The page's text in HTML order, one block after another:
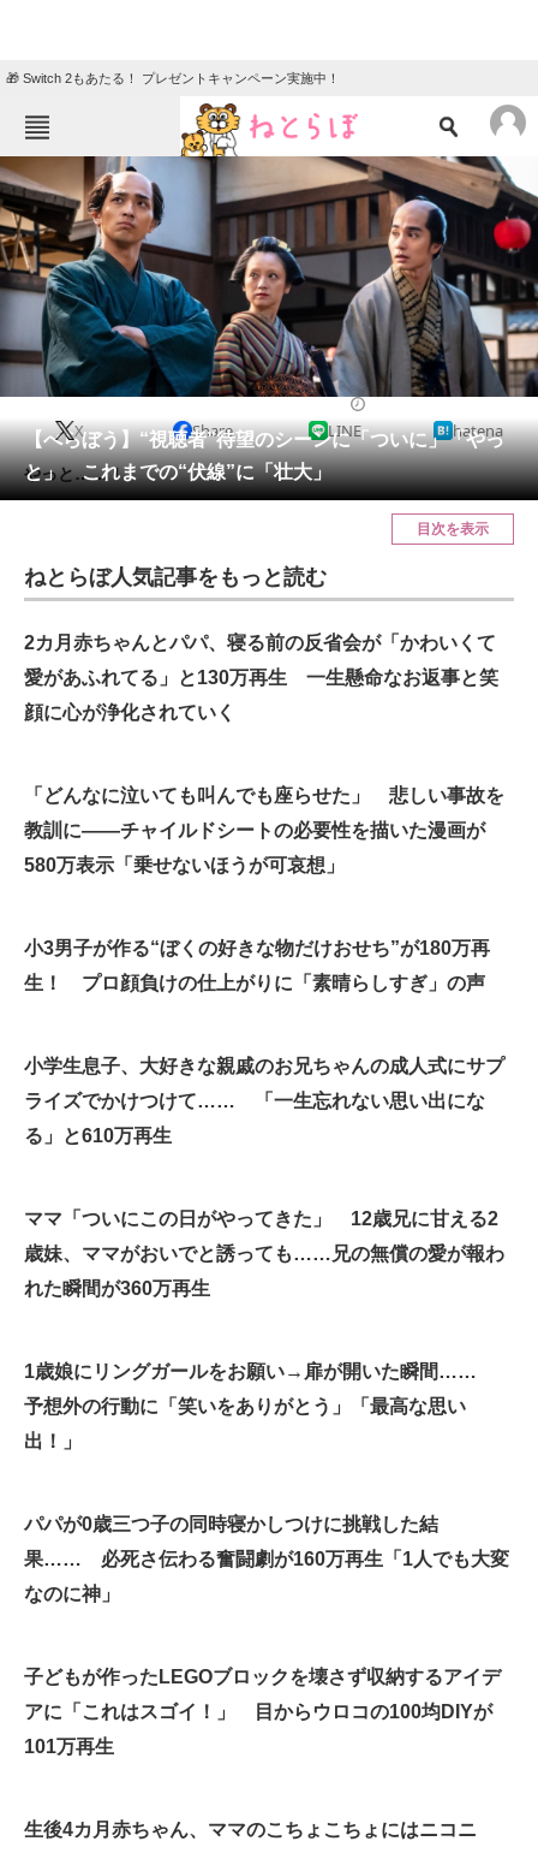
🎁 Switch 2もあたる！ プレゼントキャンペーン実施中！
ねとらぼメニュー
TOP ニュース
エンタメ クイズ
グルメ 地域
住まい 教育・育児
リサーチ
会員記事
メディア
ITの今と未来を見通す
スマホと通信の最新トレンド
進化するPCとデバイスの未来
ビジネスと働き方のヒント
経営リーダーのコミュニティ
ITエンジニア向け専門サイト
企業向けIT製品の総合サイト
製造業のIT導入・活用を支援
モノづくり技術者専門サイト
電子設計の基本と応用
エネルギーの専門メディア
ちょっと気になるネットの話題
【べらぼう】“視聴者”待望のシーンに「ついに」「やっ
と」 これまでの“伏線”に「壮大」
X Share LINE hatena
やっと……！
目次を表示
ねとらぼ人気記事をもっと読む
2カ月赤ちゃんとパパ、寝る前の反省会が「かわいくて
愛があふれてる」と130万再生 一生懸命なお返事と笑
顔に心が浄化されていく
「どんなに泣いても叫んでも座らせた」 悲しい事故を
教訓に――チャイルドシートの必要性を描いた漫画が
580万表示「乗せないほうが可哀想」
小3男子が作る“ぼくの好きな物だけおせち”が180万再
生！ プロ顔負けの仕上がりに「素晴らしすぎ」の声
小学生息子、大好きな親戚のお兄ちゃんの成人式にサプ
ライズでかけつけて…… 「一生忘れない思い出にな
る」と610万再生
ママ「ついにこの日がやってきた」 12歳兄に甘える2
歳妹、ママがおいでと誘っても……兄の無償の愛が報わ
れた瞬間が360万再生
1歳娘にリングガールをお願い→扉が開いた瞬間……
予想外の行動に「笑いをありがとう」「最高な思い
出！」
パパが0歳三つ子の同時寝かしつけに挑戦した結
果…… 必死さ伝わる奮闘劇が160万再生「1人でも大変
なのに神」
子どもが作ったLEGOブロックを壊さず収納するアイデ
アに「これはスゴイ！」 目からウロコの100均DIYが
101万再生
生後4カ月赤ちゃん、ママのこちょこちょにはニコニ